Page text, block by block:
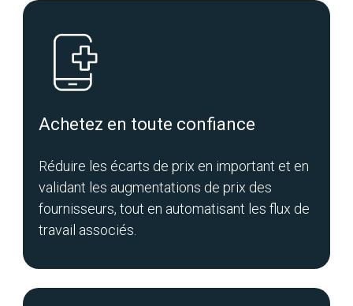
Achetez en toute confiance
Réduire les écarts de prix en important et en
validant les augmentations de prix des
fournisseurs, tout en automatisant les flux de
travail associés.